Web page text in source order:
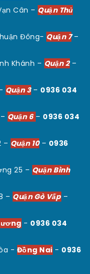
Cân – Quận Thủ
Đông- Quận 7–
Khánh – Quận 2–
Quận 3 – 0936 034
Quận 6 – 0936 034
– Quận 10 – 0936
25 – Quận Bình
– Quận Gò Vấp –
- 0936 034
- Đồng Nai - 0936